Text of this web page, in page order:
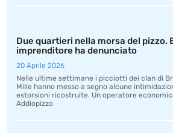
Due quartieri nella morsa del pizzo.
imprenditore ha denunciato
20 Aprile 2026
Nelle ultime settimane i picciotti dei clan di
Mille hanno messo a segno alcune
estorsioni ricostruite. Un operatore
Addiopizzo